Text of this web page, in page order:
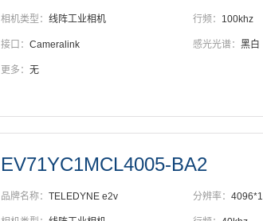
相机类型： 线阵工业相机 行频： 100khz
接口： Cameralink 感光光谱：黑白
更多： 无
EV71YC1MCL4005-BA2
品牌名称： TELEDYNE e2v 分辨率：4096*1